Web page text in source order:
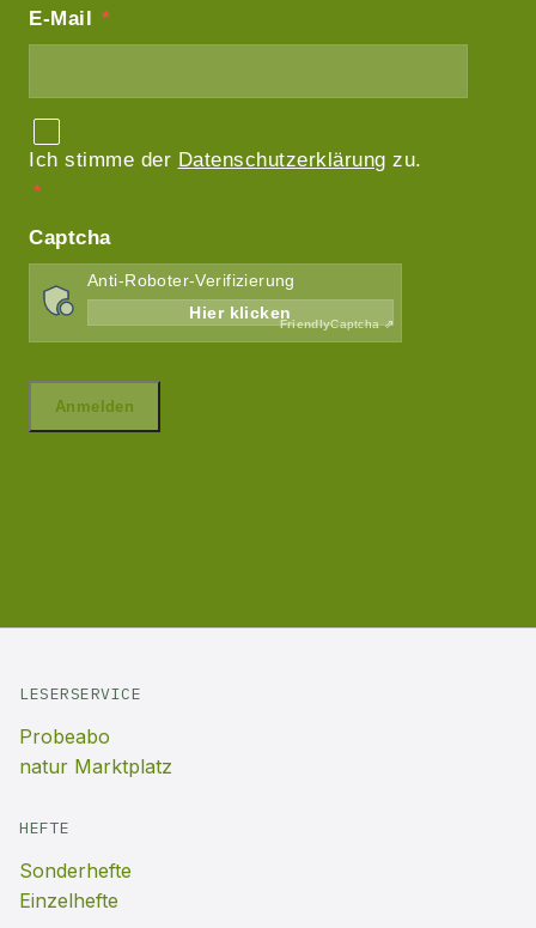
LESERSERVICE
Probeabo
natur Marktplatz
HEFTE
Sonderhefte
Einzelhefte